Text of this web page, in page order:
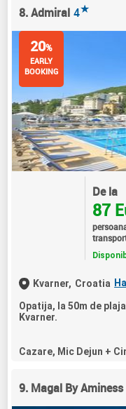
8. Admiral 4★
20%
EARLY
BOOKING
De la
87
Kvarner, Croatia
Opatija, la 50m de
Kvarner.
Cazare, Mic Dejun +
9. Magal By Aminess